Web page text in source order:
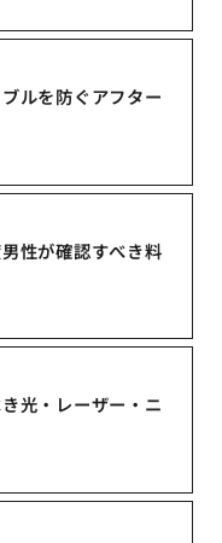
ルを防ぐアフター
性が確認すべき料
光・レーザー・ニ